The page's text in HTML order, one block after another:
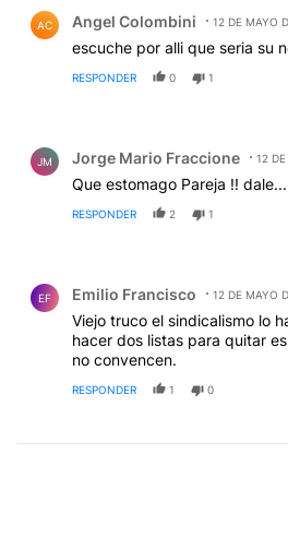
AC Angel Colombini 12 DE MAYO
escuche por alli que seria su
RESPONDER 0 1
JM Jorge Mario Fraccione 12
Que estomago Pareja !!
RESPONDER 2 1
EF Emilio Francisco 12 DE MAYO
Viejo truco el sindicalismo lo
hacer dos listas para quitar
no convencen.
RESPONDER 1 0